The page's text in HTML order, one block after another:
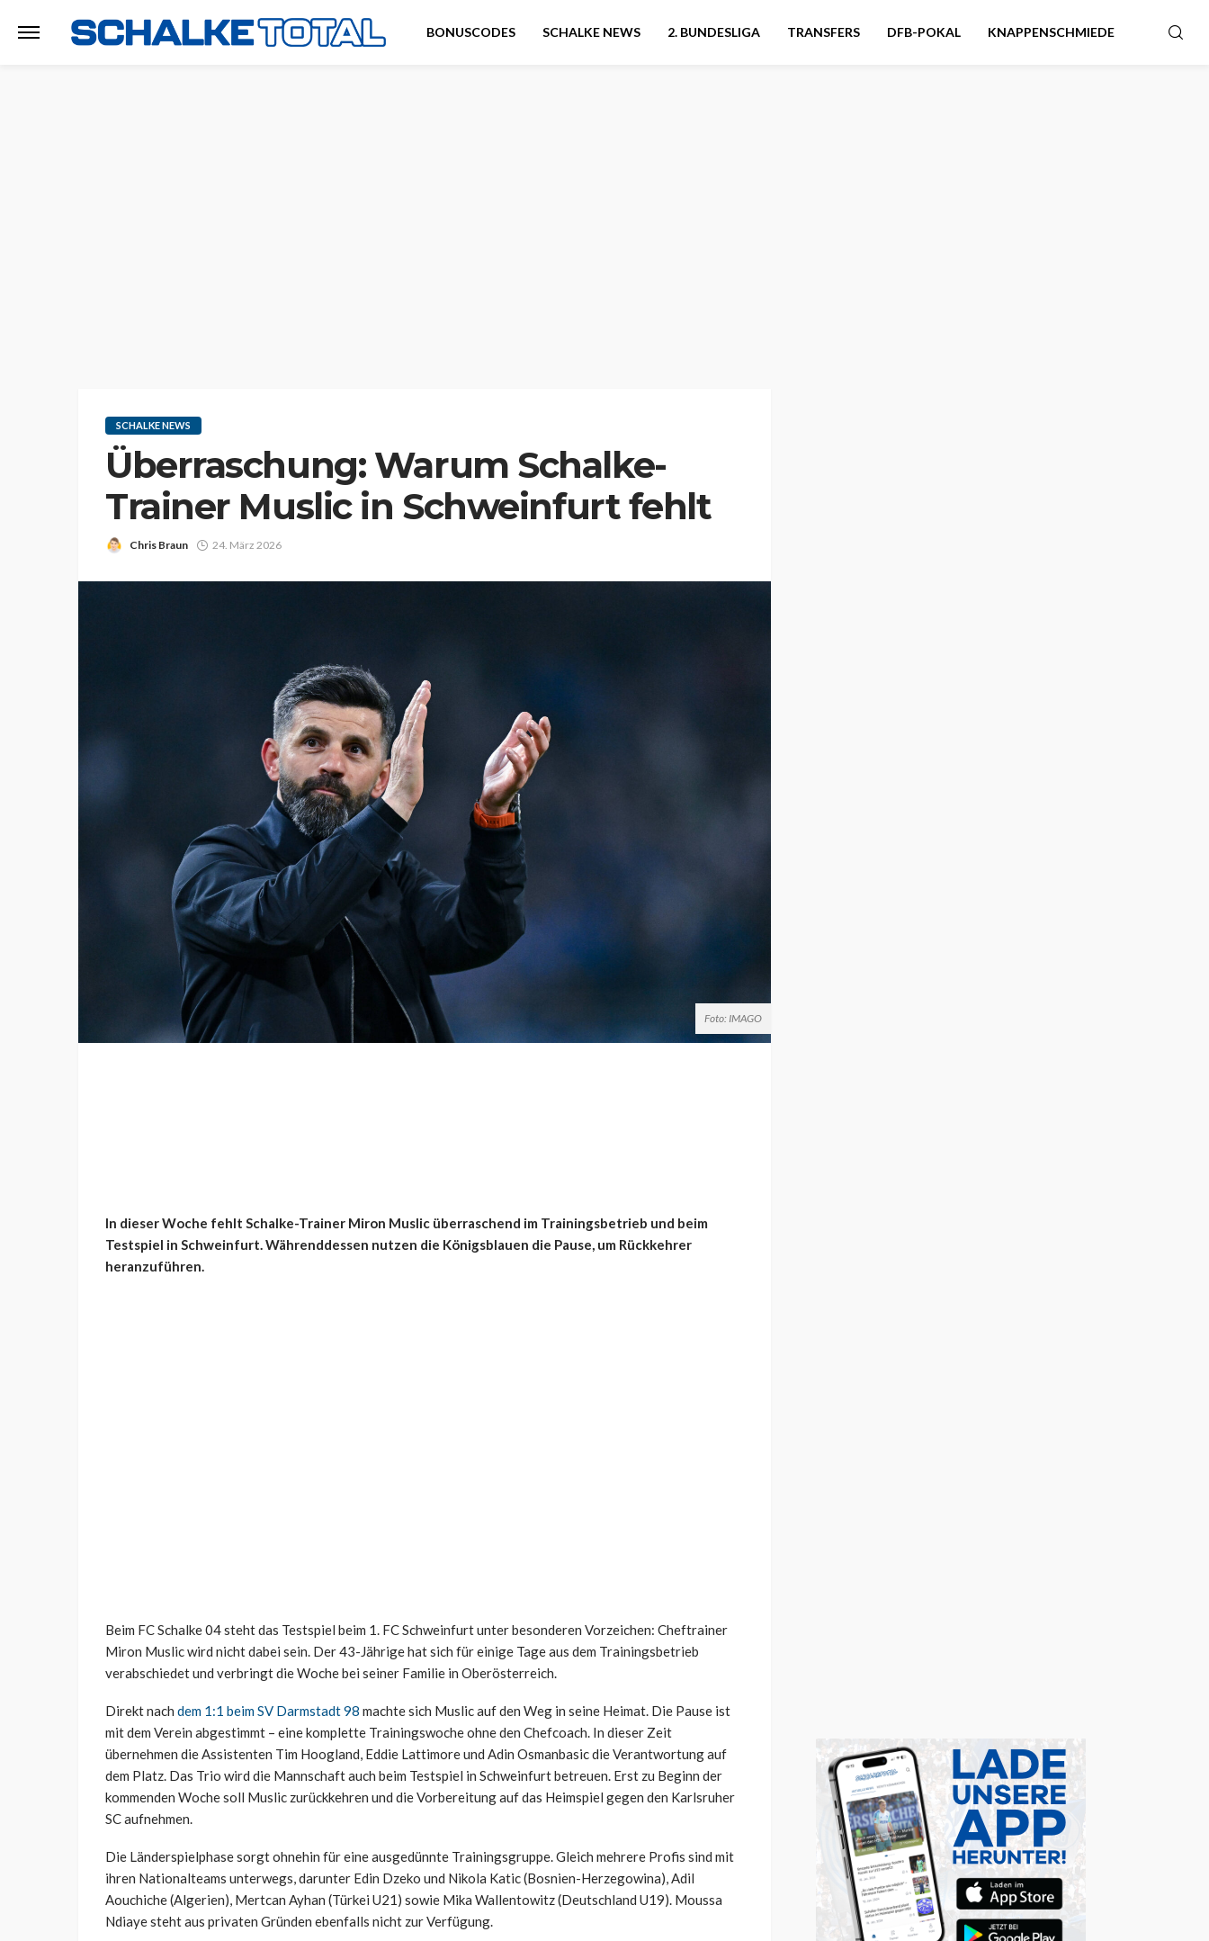
BONUSCODES SCHALKE NEWS 2. BUNDESLIGA TRANSFERS DFB-POKAL KNAPPENSCHMIEDE
SCHALKE NEWS
Überraschung: Warum Schalke-
Trainer Muslic in Schweinfurt fehlt
Chris Braun 24. März 2026
Foto: IMAGO
In dieser Woche fehlt Schalke-Trainer Miron Muslic überraschend im Trainingsbetrieb und beim
Testspiel in Schweinfurt. Währenddessen nutzen die Königsblauen die Pause, um Rückkehrer
heranzuführen.
Beim FC Schalke 04 steht das Testspiel beim 1. FC Schweinfurt unter besonderen Vorzeichen: Cheftrainer
Miron Muslic wird nicht dabei sein. Der 43-Jährige hat sich für einige Tage aus dem Trainingsbetrieb
verabschiedet und verbringt die Woche bei seiner Familie in Oberösterreich.
Direkt nach dem 1:1 beim SV Darmstadt 98 machte sich Muslic auf den Weg in seine Heimat. Die Pause ist
mit dem Verein abgestimmt – eine komplette Trainingswoche ohne den Chefcoach. In dieser Zeit
übernehmen die Assistenten Tim Hoogland, Eddie Lattimore und Adin Osmanbasic die Verantwortung auf
dem Platz. Das Trio wird die Mannschaft auch beim Testspiel in Schweinfurt betreuen. Erst zu Beginn der
kommenden Woche soll Muslic zurückkehren und die Vorbereitung auf das Heimspiel gegen den Karlsruher
SC aufnehmen.
Die Länderspielphase sorgt ohnehin für eine ausgedünnte Trainingsgruppe. Gleich mehrere Profis sind mit
ihren Nationalteams unterwegs, darunter Edin Dzeko und Nikola Katic (Bosnien-Herzegowina), Adil
Aouchiche (Algerien), Mertcan Ayhan (Türkei U21) sowie Mika Wallentowitz (Deutschland U19). Moussa
Ndiaye steht aus privaten Gründen ebenfalls nicht zur Verfügung.